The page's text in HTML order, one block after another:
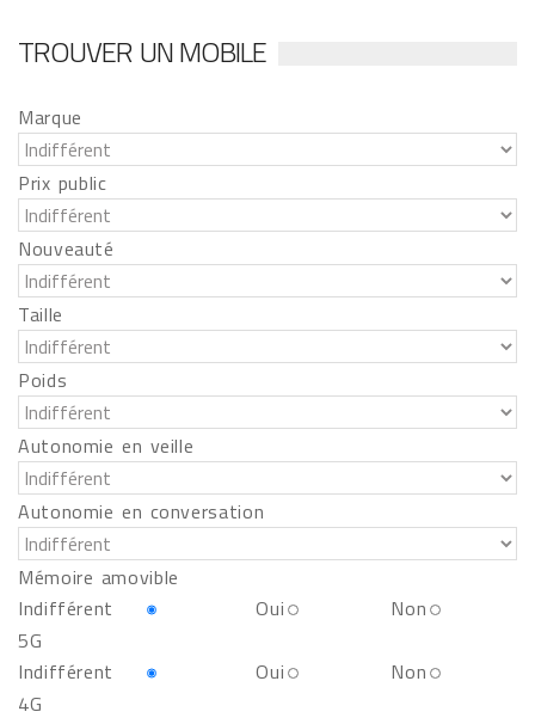
TROUVER UN MOBILE
Marque
Prix public
Nouveauté
Taille
Poids
Autonomie en veille
Autonomie en conversation
Mémoire amovible
Indifférent
Oui
Non
5G
Indifférent
Oui
Non
4G